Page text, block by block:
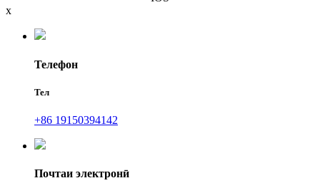
x
Телефон
Тел
+86 19150394142
Почтаи электронӣ